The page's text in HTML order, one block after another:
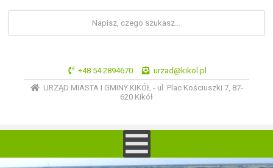
+48 54 2894670
urzad@kikol.pl
URZĄD MIASTA I GMINY KIKÓŁ - ul. Plac Kościuszki 7, 87-
620 Kikół